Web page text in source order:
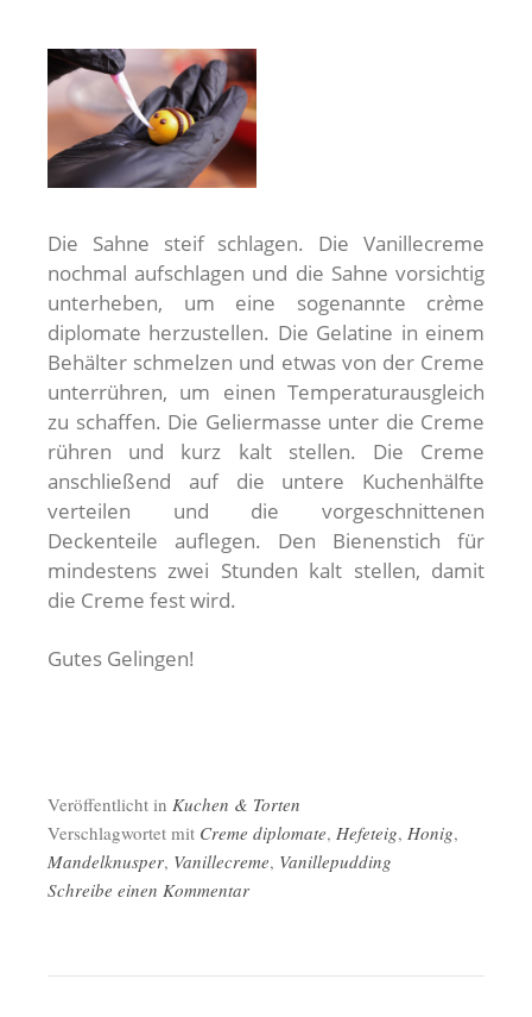
Die Sahne steif schlagen. Die Vanillecreme
nochmal aufschlagen und die Sahne vorsichtig
unterheben, um eine sogenannte crème
diplomate herzustellen. Die Gelatine in einem
Behälter schmelzen und etwas von der Creme
unterrühren, um einen Temperaturausgleich
zu schaffen. Die Geliermasse unter die Creme
rühren und kurz kalt stellen. Die Creme
anschließend auf die untere Kuchenhälfte
verteilen und die vorgeschnittenen
Deckenteile auflegen. Den Bienenstich für
mindestens zwei Stunden kalt stellen, damit
die Creme fest wird.
Gutes Gelingen!
Veröffentlicht in Kuchen & Torten
Verschlagwortet mit Creme diplomate, Hefeteig, Honig,
Mandelknusper, Vanillecreme, Vanillepudding
Schreibe einen Kommentar